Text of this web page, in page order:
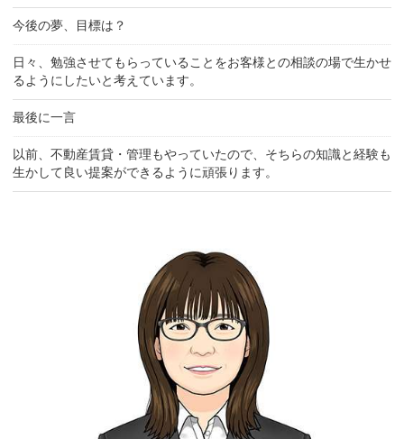
今後の夢、目標は？
日々、勉強させてもらっていることをお客様との相談の場で生かせ
るようにしたいと考えています。
最後に一言
以前、不動産賃貸・管理もやっていたので、そちらの知識と経験も
生かして良い提案ができるように頑張ります。